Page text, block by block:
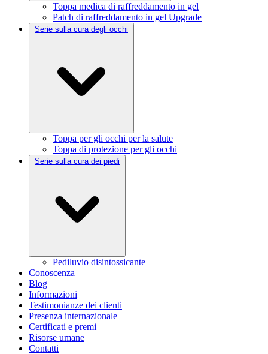
Toppa medica di raffreddamento in gel
Patch di raffreddamento in gel Upgrade
Serie sulla cura degli occhi
Toppa per gli occhi per la salute
Toppa di protezione per gli occhi
Serie sulla cura dei piedi
Pediluvio disintossicante
Conoscenza
Blog
Informazioni
Testimonianze dei clienti
Presenza internazionale
Certificati e premi
Risorse umane
Contatti